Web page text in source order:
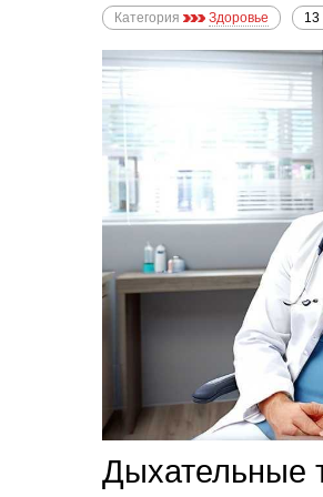
Категория Здоровье
Дыхательные